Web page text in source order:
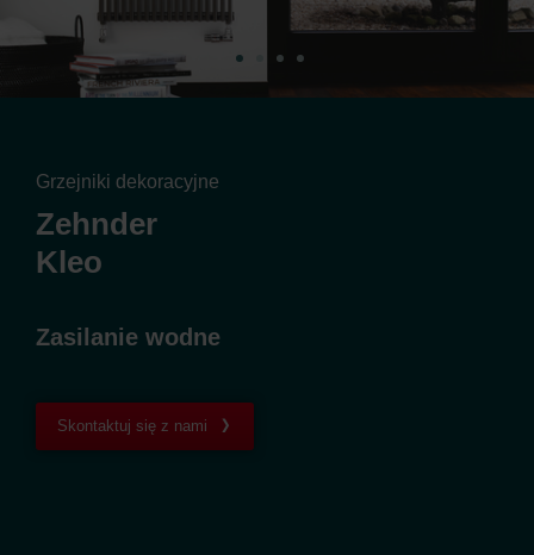
Grzejniki dekoracyjne
Zehnder
Kleo
Zasilanie wodne
Skontaktuj się z nami